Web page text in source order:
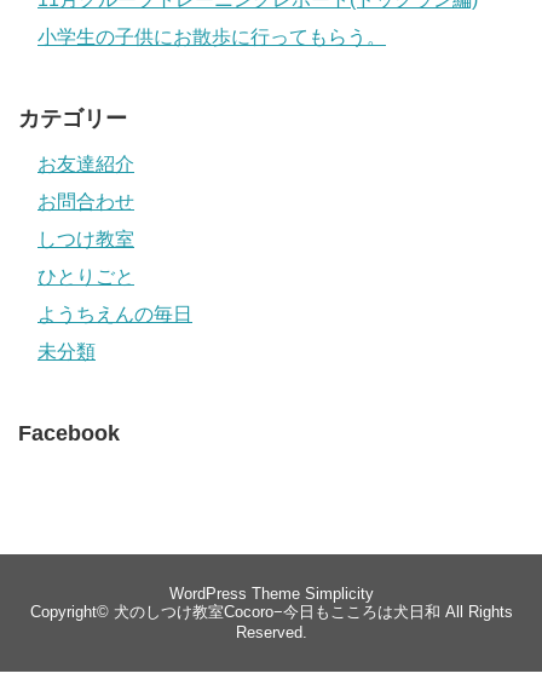
小学生の子供にお散歩に行ってもらう。
カテゴリー
お友達紹介
お問合わせ
しつけ教室
ひとりごと
ようちえんの毎日
未分類
Facebook
WordPress Theme Simplicity
Copyright© 犬のしつけ教室Cocoro−今日もこころは犬日和 All Rights
Reserved.